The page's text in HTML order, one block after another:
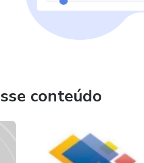
conteúdo